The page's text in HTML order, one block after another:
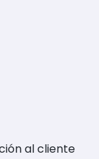
al cliente